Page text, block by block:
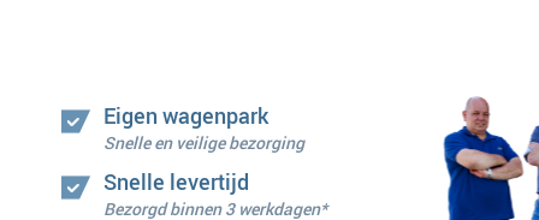
Eigen wagenpark
Snelle en veilige bezorging
Snelle levertijd
Bezorgd binnen 3 werkdagen*